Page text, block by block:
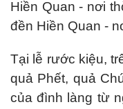
Hiền Quan - nơi
đền Hiền Quan -
Tại lễ rước kiệu,
quả Phết, quả
của đình làng từ